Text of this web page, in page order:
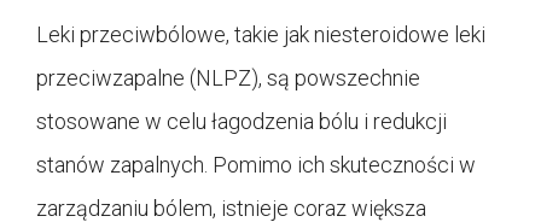
Leki przeciwbólowe, takie jak niesteroidowe leki
przeciwzapalne (NLPZ), są powszechnie
stosowane w celu łagodzenia bólu i redukcji
stanów zapalnych. Pomimo ich skuteczności w
zarządzaniu bólem, istnieje coraz większa